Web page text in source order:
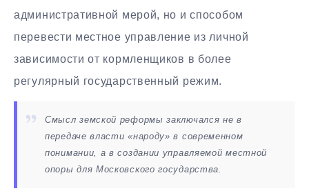
административной мерой, но и способом
перевести местное управление из личной
зависимости от кормленщиков в более
регулярный государственный режим.
Смысл земской реформы заключался не в
передаче власти «народу» в современном
понимании, а в создании управляемой местной
опоры для Московского государства.